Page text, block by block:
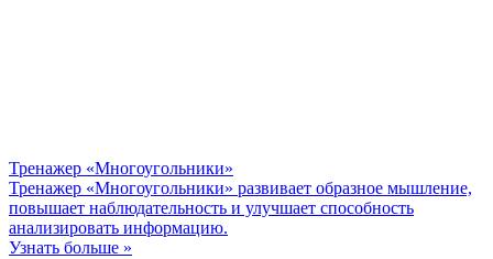
Тренажер «Многоугольники»
Тренажер «Многоугольники» развивает образное мышление,
повышает наблюдательность и улучшает способность
анализировать информацию.
Узнать больше »